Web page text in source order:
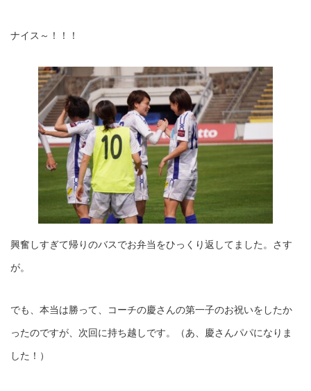
ナイス～！！！
興奮しすぎて帰りのバスでお弁当をひっくり返してました。さす
が。
でも、本当は勝って、コーチの慶さんの第一子のお祝いをしたか
ったのですが、次回に持ち越しです。（あ、慶さんパパになりま
した！）